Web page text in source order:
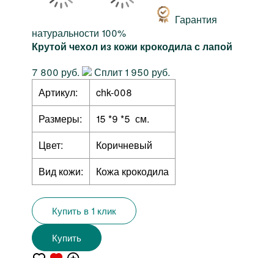
Гарантия
натуральности 100%
Крутой чехол из кожи крокодила с лапой
7 800 руб.
Сплит 1 950 руб.
Артикул:
chk-008
Размеры:
15 *9 *5 см.
Цвет:
Коричневый
Вид кожи:
Кожа крокодила
Купить в 1 клик
Купить